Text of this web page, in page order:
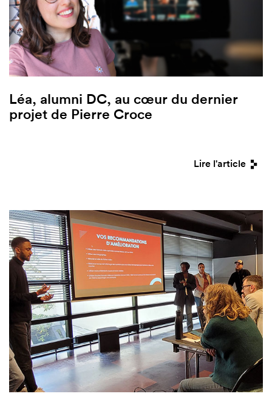
Léa, alumni DC, au cœur du dernier
projet de Pierre Croce
Lire l'article